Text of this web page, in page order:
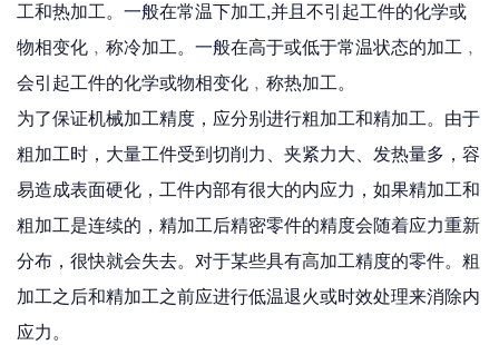
工和热加工。一般在常温下加工,并且不引起工件的化学或
物相变化﹐称冷加工。一般在高于或低于常温状态的加工﹐
会引起工件的化学或物相变化﹐称热加工。
为了保证机械加工精度，应分别进行粗加工和精加工。由于
粗加工时，大量工件受到切削力、夹紧力大、发热量多，容
易造成表面硬化，工件内部有很大的内应力，如果精加工和
粗加工是连续的，精加工后精密零件的精度会随着应力重新
分布，很快就会失去。对于某些具有高加工精度的零件。粗
加工之后和精加工之前应进行低温退火或时效处理来消除内
应力。